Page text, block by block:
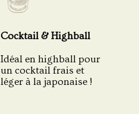
Cocktail & Highball
Idéal en highball pour
un cocktail frais et
léger à la japonaise !